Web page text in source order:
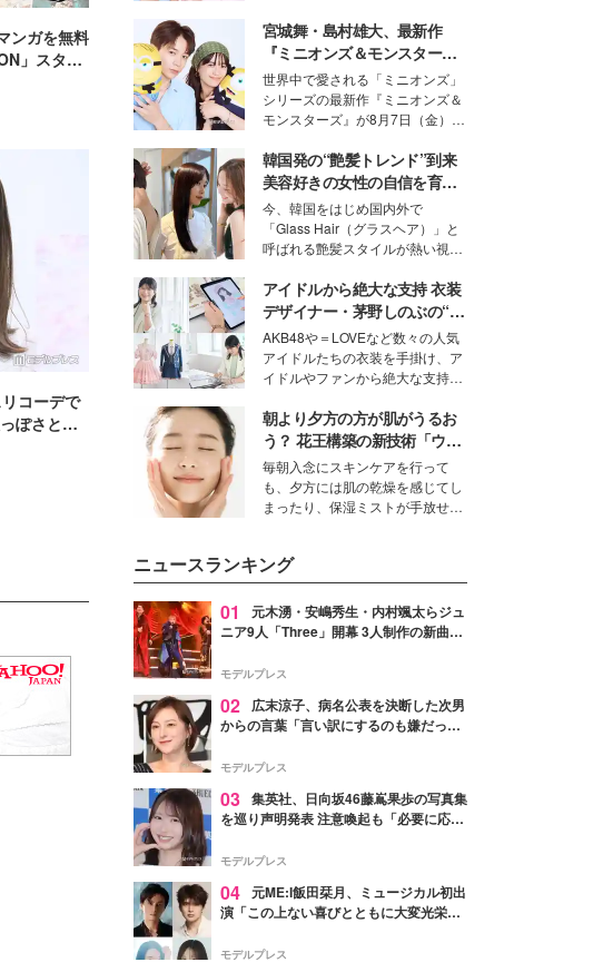
ンガを無料
」スター
』など閲
コーデで
ぽさと可
眩しい」
モデル・愛甲ひかりさんと橋下美
好さんを迎えて本音で女子会トー
ク。猛暑のお出かけを快適に過ご
すヒントや、2人が感動した夏の
生理の新常識にも迫りました。
宮城舞・島村雄大、最新作
『ミニオンズ＆モンスター
ズ』の魅力熱弁 ハチャメチャ
だけじゃない“友情と絆”に感
動
世界中で愛される「ミニオンズ」
シリーズの最新作『ミニオンズ＆
モンスターズ』が8月7日（金）に
ニオン好き”という共通点を持つモ
デルの宮城舞と島村雄大の特別対
談をお届け！それぞれの視点か
ら、今作ならではの魅力や予想外
の感動をもたらす奥深いストーリ
ーについて熱く語り合ってもらっ
た。
韓国発の“艶髪トレンド”到来
美容好きの女性の自信を育む
「ヘアケア事情」って？
今、韓国をはじめ国内外で
「Glass Hair（グラスヘア）」と
呼ばれる艶髪スタイルが熱い視線
ションの完成度を高めるベースと
して、“髪そのものの美しさ”に改
めて注目する人が増えている様
子。今回は、そんな憧れの艶やか
な髪を日常で叶える、美容好きの
女性たちのヘアケア事情を紹介し
ます。
アイドルから絶大な支持 衣装
デザイナー・茅野しのぶの“可
愛い”を作る美学＜「シチズン
クロスシー」インタビュー＞
AKB48や＝LOVEなど数々の人気
アイドルたちの衣装を手掛け、ア
イドルやファンから絶大な支持を
取締役兼クリエイティブディレク
ター・茅野しのぶ。一人ひとりの
個性に寄り添い、魅力を引き出す
衣装作りは、多くの女性たちに勇
気と自信を与え続けている。
朝より夕方の方が肌がうるお
う？ 花王構築の新技術「ウォ
ーターキャプチャリングスキ
ン（捕水肌）」がスキンケア
の常識を変える予感
毎朝入念にスキンケアを行って
も、夕方には肌の乾燥を感じてし
まったり、保湿ミストが手放せな
性を秘めた、革新的な「Water
Capturing Skin（ウォーターキャ
プチャリングスキン：捕水肌）」
技術を、花王が構築した。
ニュースランキング
01
元木湧・安嶋秀生・内村颯太らジュ
ニア9人「Three」開幕 3人制作の新曲＆
進んで夢を掴みたい」【ゲネプロレポ】
モデルプレス
02
広末涼子、病名公表を決断した次男
からの言葉「言い訳にするのも嫌だっ
モデルプレス
03 集英社、日向坂46藤嶌果歩の写真集
を巡り声明発表 注意喚起も「必要に応じ
モデルプレス
04 元ME:I飯田栞月、ミュージカル初出
演「この上ない喜びとともに大変光栄」
ャスト発表
モデルプレス